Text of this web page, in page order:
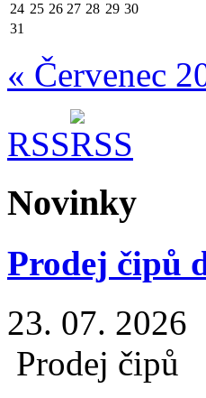
24 25 26 27 28 29 30
31
« Červenec
RSS
Novinky
Prodej čipů
23. 07. 2026
Prodej čipů